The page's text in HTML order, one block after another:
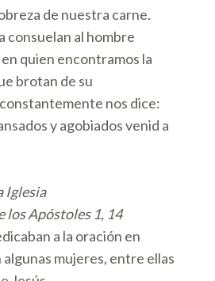
de nuestra carne.
consuelan al hombre
quien encontramos la
brotan de su
nos dice:
y agobiados venid a
Iglesia
los Apóstoles 1, 14
a la oración en
mujeres, entre ellas